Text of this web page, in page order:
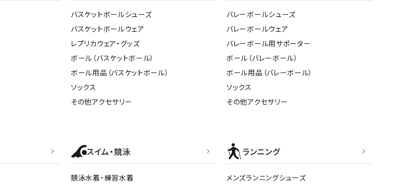
バスケットボールシューズ
バスケットボールウェア
レプリカウェア・グッズ
ボール（バスケットボール）
ボール用品（バスケットボール）
ソックス
その他アクセサリー
バレーボールシューズ
バレーボールウェア
バレーボール用サポーター
ボール（バレーボール）
ボール用品（バレーボール）
ソックス
その他アクセサリー
スイム・競泳
競泳水着・練習水着
ランニング
メンズランニングシューズ